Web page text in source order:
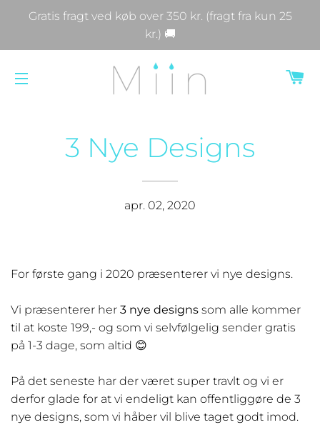
Gratis fragt ved køb over 350 kr. (fragt fra kun 25
kr.) 🚚
SIDENAVIGERING
3 Nye Designs
apr. 02, 2020
For første gang i 2020 præsenterer vi nye designs.
Vi præsenterer her 3 nye designs som alle kommer
til at koste 199,- og som vi selvfølgelig sender gratis
på 1-3 dage, som altid 😊
På det seneste har der været super travlt og vi er
derfor glade for at vi endeligt kan offentliggøre de 3
nye designs, som vi håber vil blive taget godt imod.